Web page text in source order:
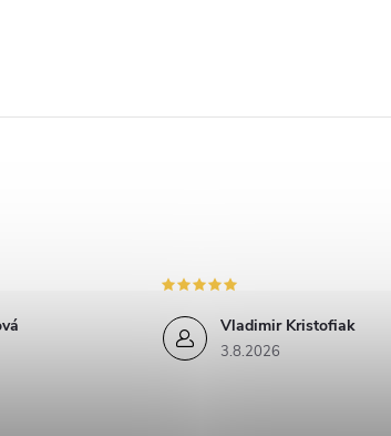
Vladimir Kristofiak
3.8.2026